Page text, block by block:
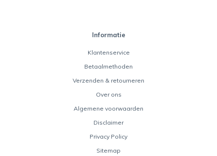
Informatie
Klantenservice
Betaalmethoden
Verzenden & retourneren
Over ons
Algemene voorwaarden
Disclaimer
Privacy Policy
Sitemap